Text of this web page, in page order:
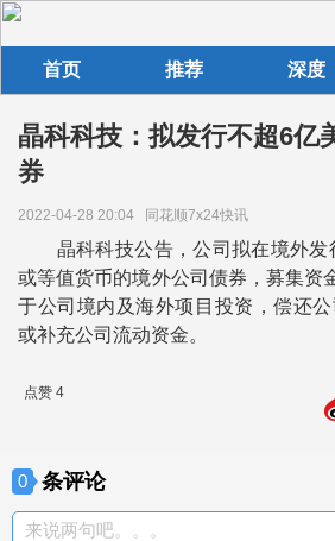
首页 推荐 深度
晶科科技：拟发行不超6亿
券
2022-04-28 20:04 同花顺7x24快讯
晶科科技公告，公司拟在境外发
或等值货币的境外公司债券，募集资
于公司境内及海外项目投资，偿还
或补充公司流动资金。
点赞 4
0 条评论
来说两句吧。。。